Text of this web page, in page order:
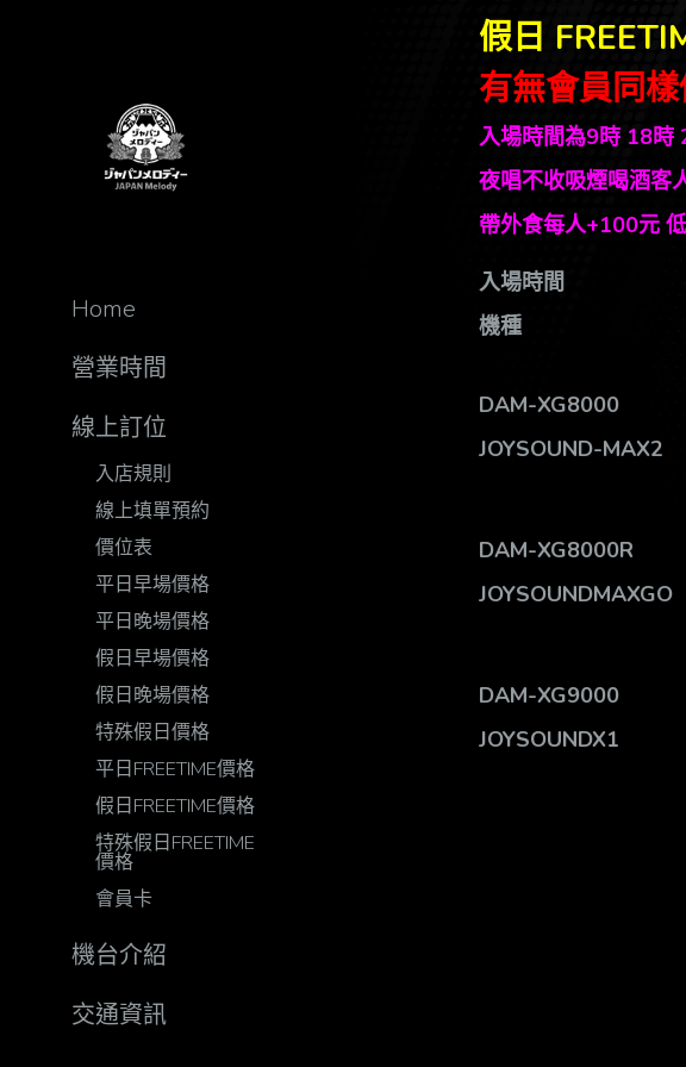
假日
有無會員同
入場時間為9時 18時
夜唱不收吸煙喝酒客
帶外食每人+100元
入場時間
機種
DAM-XG8000
JOYSOUND-MAX2
DAM-XG8000R
JOYSOUNDMAXGO
DAM-XG9000
JOYSOUNDX1
Home
營業時間
線上訂位
入店規則
線上填單預約
價位表
平日早場價格
平日晚場價格
假日早場價格
假日晚場價格
特殊假日價格
平日FREETIME價格
假日FREETIME價格
特殊假日FREETIME
價格
會員卡
機台介紹
交通資訊